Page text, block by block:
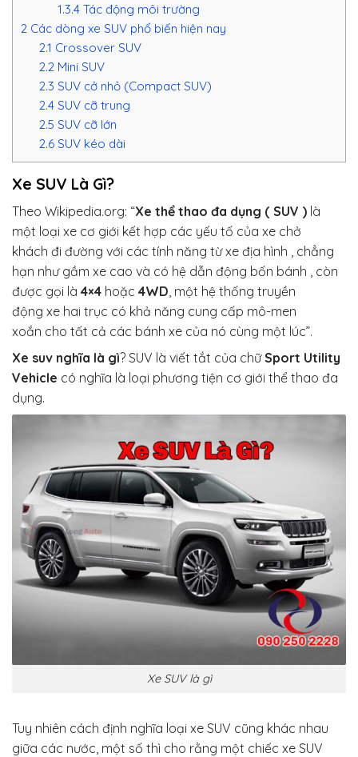
1.3.4Tác động môi trường
2 Các dòng xe SUV phổ biến hiện nay
2.1 Crossover SUV
2.2 Mini SUV
2.3 SUV cở nhỏ (Compact SUV)
2.4SUV cỡ trung
2.5 SUV cỡ lớn
2.6SUV kéo dài
Xe SUV Là Gì?
Theo Wikipedia.org: “Xe thể thao đa dụng ( SUV ) là
một loại xe cơ giới kết hợp các yếu tố của xe chở
khách đi đường với các tính năng từ xe địa hình , chẳng
hạn như gầm xe cao và có hệ dẫn động bốn bánh , còn
được gọi là 4×4 hoặc 4WD , một hệ thống truyền
động xe hai trục có khả năng cung cấp mô-men
xoắn cho tất cả các bánh xe của nó cùng một lúc”.
Xe suv nghĩa là gì? SUV là viết tắt của chữSport Utility
Vehicle có nghĩa là loại phương tiện cơ giới thể thao đa
dụng.
Xe SUV là gì
Tuy nhiên cách định nghĩa loại xe SUV cũng khác nhau
giữa các nước, một số thì cho rằng một chiếc xe SUV